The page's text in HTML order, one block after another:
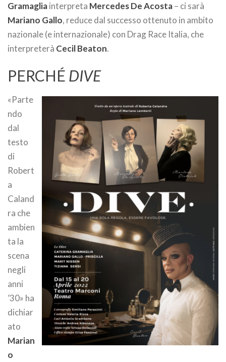
Gramagliainterpreta Mercedes De Acosta– ci sarà
Mariano Gallo, reduce dal successo ottenuto in ambito
nazionale (e internazionale) con Drag Race Italia, che
interpreterà Cecil Beaton.
PERCHÉ DIVE
«Parte
ndo
dal
testo
di
Robert
a
Caland
ra che
ambien
ta la
scena
negli
anni
’30» ha
dichiar
ato
Marian
o